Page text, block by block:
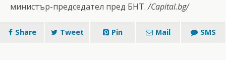
министър-председател пред БНТ./Сapital.bg/
Share Tweet Pin Mail SMS